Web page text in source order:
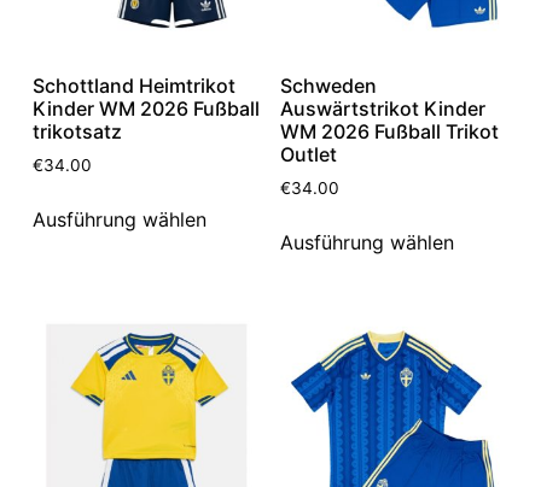
Schottland Heimtrikot
Kinder WM 2026 Fußball
trikotsatz
€34.00
Ausführung wählen
Schweden
Auswärtstrikot Kinder
WM 2026 Fußball Trikot
Outlet
€34.00
Ausführung wählen